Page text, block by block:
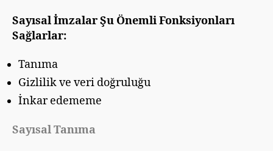
Sayısal İmzalar Şu Önemli Fonksiyonları
Sağlarlar:
Tanıma
Gizlilik ve veri doğruluğu
İnkar edememe
Sayısal Tanıma